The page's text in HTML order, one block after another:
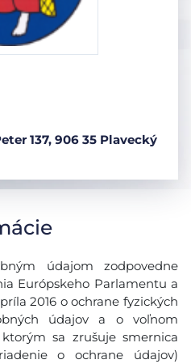
137, 906 35 Plavecký
údajom zodpovedne
Európskeho Parlamentu a
2016 o ochrane fyzických
údajov a o voľnom
sa zrušuje smernica
o ochrane údajov)